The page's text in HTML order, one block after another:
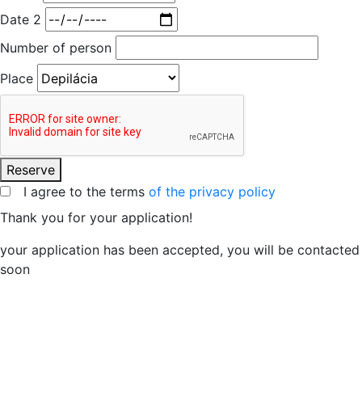
Date 2
Number of person
Place
Reserve
I agree to the terms of the privacy policy
Thank you for your application!
your application has been accepted, you will be contacted
soon